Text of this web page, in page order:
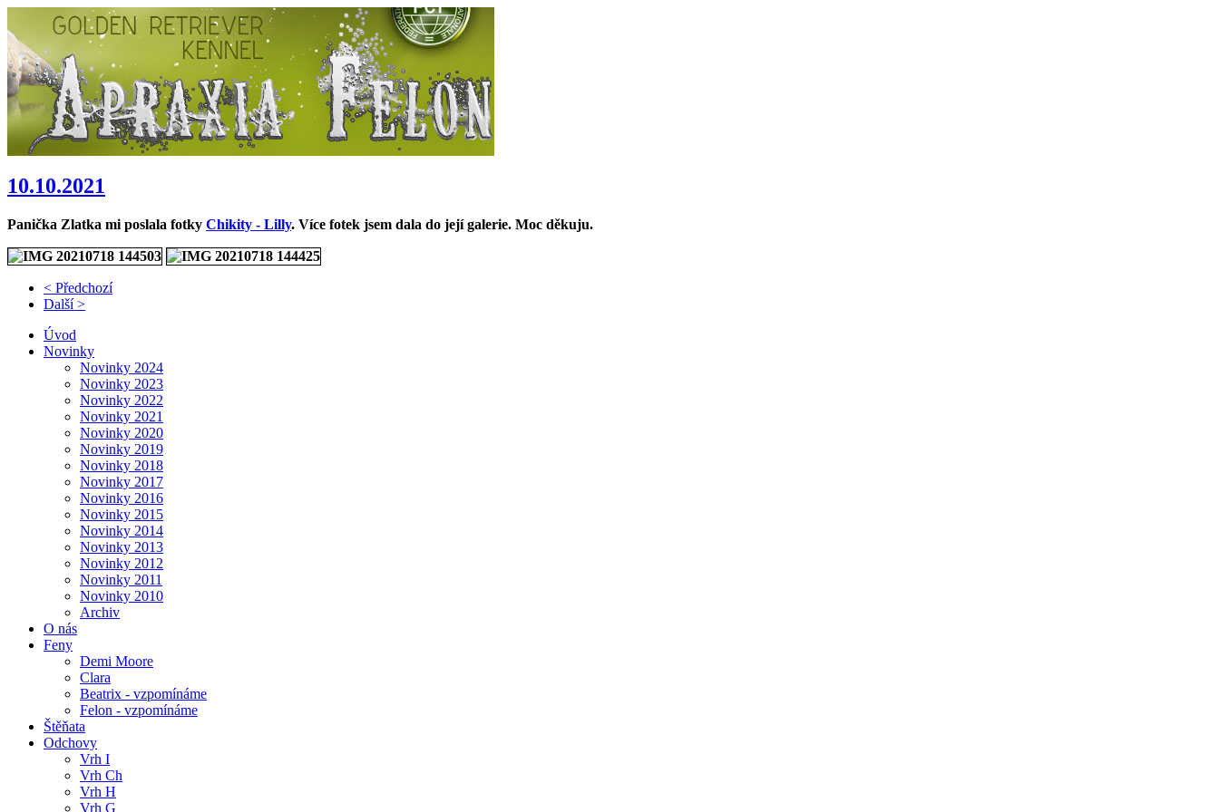
10.10.2021
Panička Zlatka mi poslala fotky Chikity - Lilly. Více fotek jsem dala do její galerie. Moc děkuju.
< Předchozí
Další >
Úvod
Novinky
Novinky 2024
Novinky 2023
Novinky 2022
Novinky 2021
Novinky 2020
Novinky 2019
Novinky 2018
Novinky 2017
Novinky 2016
Novinky 2015
Novinky 2014
Novinky 2013
Novinky 2012
Novinky 2011
Novinky 2010
Archiv
O nás
Feny
Demi Moore
Clara
Beatrix - vzpomínáme
Felon - vzpomínáme
Štěňata
Odchovy
Vrh I
Vrh Ch
Vrh H
Vrh G